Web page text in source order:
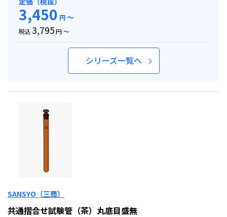
3,450 円～
税込 3,795円 ～
シリーズ一覧へ
SANSYO（三商）
共通摺合せ試験管（茶）丸底目盛無